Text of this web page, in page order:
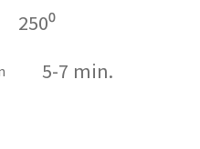
250⁰
5-7 min.